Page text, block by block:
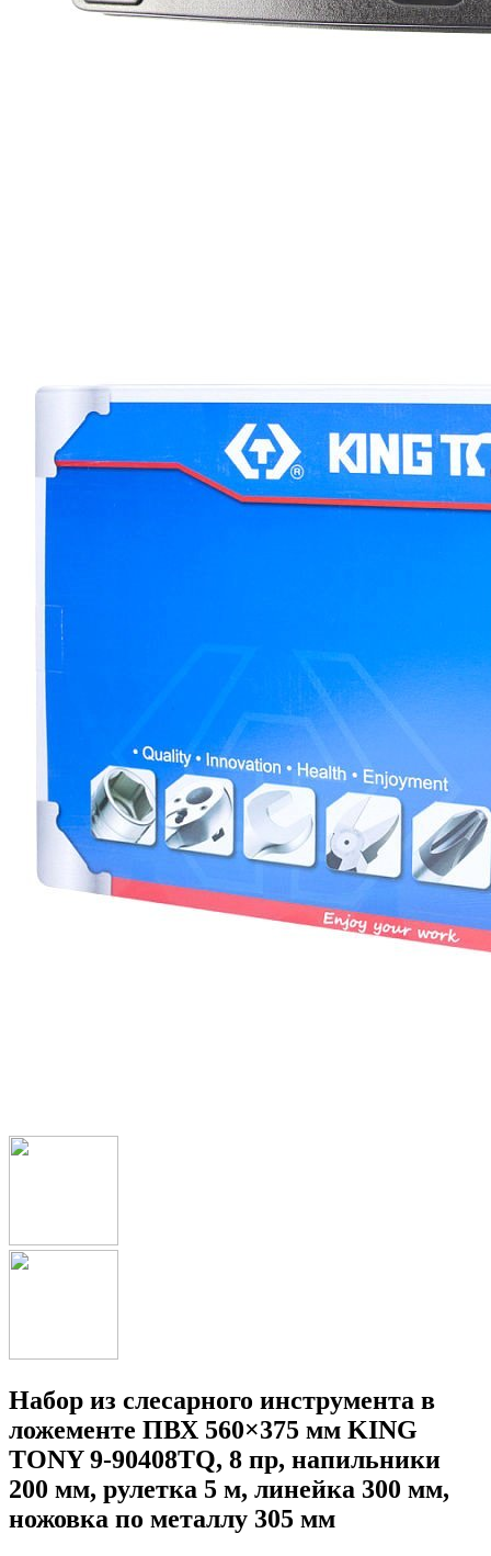
Набор из слесарного инструмента в
ложементе ПВХ 560×375 мм KING
TONY 9-90408TQ, 8 пр, напильники
200 мм, рулетка 5 м, линейка 300 мм,
ножовка по металлу 305 мм